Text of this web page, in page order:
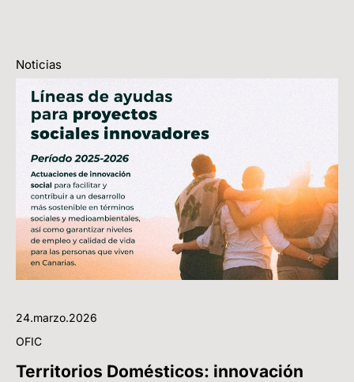
Noticias
24.marzo.2026
OFIC
Territorios Domésticos: innovación